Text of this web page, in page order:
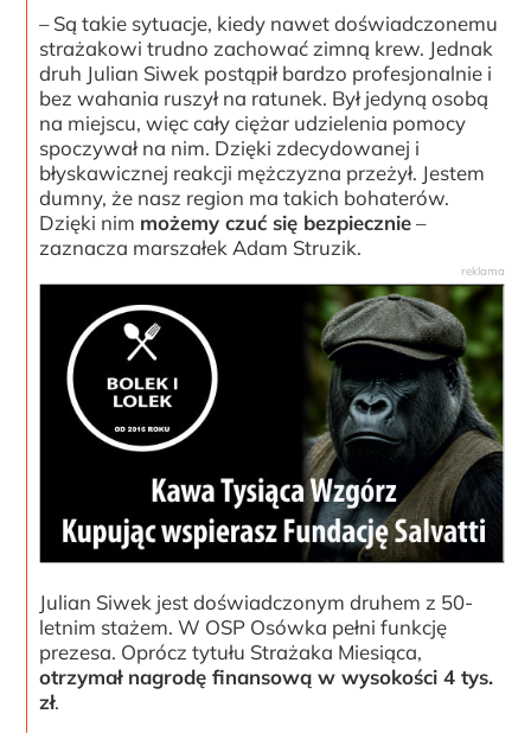
– Są takie sytuacje, kiedy nawet doświadczonemu
strażakowi trudno zachować zimną krew. Jednak
druh Julian Siwek postąpił bardzo profesjonalnie i
bez wahania ruszył na ratunek. Był jedyną osobą
na miejscu, więc cały ciężar udzielenia pomocy
spoczywał na nim. Dzięki zdecydowanej i
błyskawicznej reakcji mężczyzna przeżył. Jestem
dumny, że nasz region ma takich bohaterów.
Dzięki nim możemy czuć się bezpiecznie–
zaznacza marszałek Adam Struzik.
Julian Siwek jest doświadczonym druhem z 50-
letnim stażem. W OSP Osówka pełni funkcję
prezesa. Oprócz tytułu Strażaka Miesiąca,
otrzymał nagrodę finansową w wysokości 4 tys.
zł.